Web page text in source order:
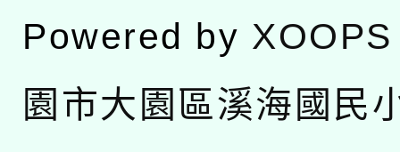
Powered by XOOPS
園市大園區溪海國民